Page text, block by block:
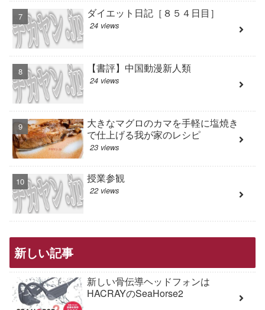
ダイエット日記［８５４日目］
24 views
【書評】中国動漫新人類
24 views
大きなマグロのカマを手軽に塩焼き
で仕上げる我が家のレシピ
23 views
授業参観
22 views
新しい記事
新しい骨伝導ヘッドフォンは
HACRAYのSeaHorse2